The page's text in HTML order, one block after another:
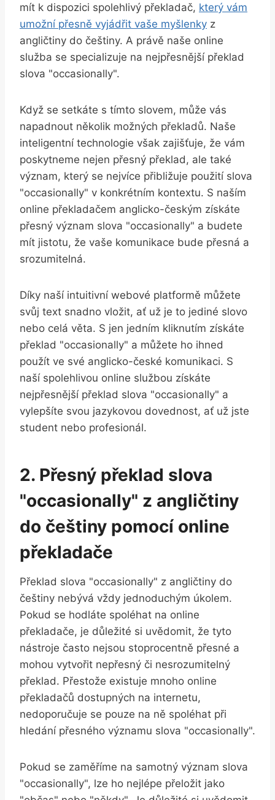
mít k dispozici spolehlivý překladač, který vám
umožní přesně vyjádřit vaše myšlenky z
angličtiny do češtiny. A právě naše online
služba se specializuje na nejpřesnější překlad
slova "occasionally".
Když se setkáte s tímto slovem, může vás
napadnout několik možných překladů. Naše
inteligentní technologie však zajišťuje, že vám
poskytneme nejen přesný překlad, ale také
význam, který se nejvíce přibližuje použití slova
"occasionally" v konkrétním kontextu. S naším
online překladačem anglicko-českým získáte
přesný význam slova "occasionally" a budete
mít jistotu, že vaše komunikace bude přesná a
srozumitelná.
Díky naší intuitivní webové platformě můžete
svůj text snadno vložit, ať už je to jediné slovo
nebo celá věta. S jen jedním kliknutím získáte
překlad "occasionally" a můžete ho ihned
použít ve své anglicko-české komunikaci. S
naší spolehlivou online službou získáte
nejpřesnější překlad slova "occasionally" a
vylepšíte svou jazykovou dovednost, ať už jste
student nebo profesionál.
2. Přesný překlad slova
"occasionally" z angličtiny
do češtiny pomocí online
překladače
Překlad slova "occasionally" z angličtiny do
češtiny nebývá vždy jednoduchým úkolem.
Pokud se hodláte spoléhat na online
překladače, je důležité si uvědomit, že tyto
nástroje často nejsou stoprocentně přesné a
mohou vytvořit nepřesný či nesrozumitelný
překlad. Přestože existuje mnoho online
překladačů dostupných na internetu,
nedoporučuje se pouze na ně spoléhat při
hledání přesného významu slova "occasionally".
Pokud se zaměříme na samotný význam slova
"occasionally", lze ho nejlépe přeložit jako